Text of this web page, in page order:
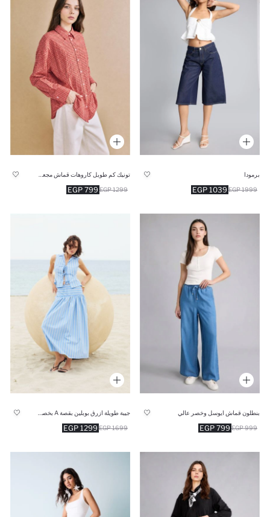
برمودا
1039 EGP 1999 EGP
799 EGP 1299 EGP
بنطلون قماش ايوسل وخصر عالي
799 EGP 999 EGP
1299 EGP 1699 EGP